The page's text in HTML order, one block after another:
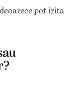
pot irita